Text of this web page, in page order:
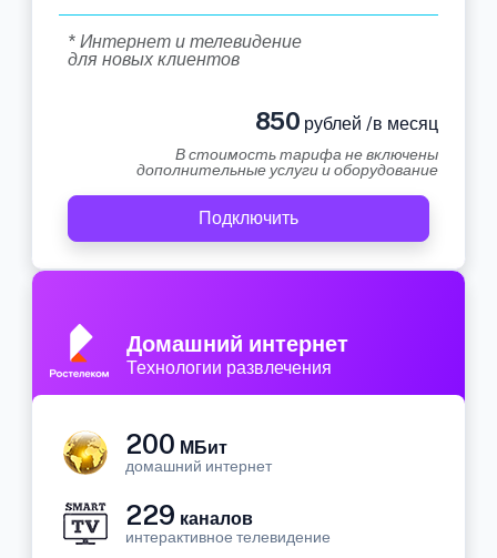
* Интернет и телевидение
для новых клиентов
850 рублей /в месяц
В стоимость тарифа не включены
дополнительные услуги и оборудование
Подключить
Домашний интернет
Технологии развлечения
200 МБит
домашний интернет
229 каналов
интерактивное телевидение